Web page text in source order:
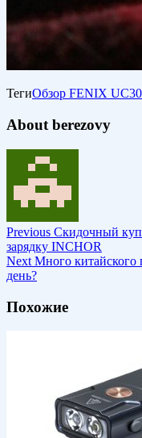
ТегиОбзор FENIX UC30
About berezovy
Previous Скидочный
зарядку INCHOR
Next Много
день?
Похожие